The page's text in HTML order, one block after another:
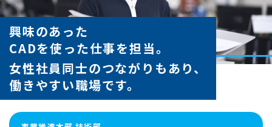
興味のあった
CADを使った仕事を担当。
女性社員同士のつながりもあり、
働きやすい職場です。